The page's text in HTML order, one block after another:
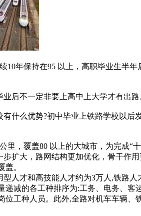
年保持在95 以上，高职毕业生半年
后不一定非要上高中上大学才有出路
什么优势?初中毕业上铁路学校以后
，覆盖80 以上的大城市，为完成“
扩大，路网结构更加优化，骨干作
。
人才和高技能人才约为3万人,铁路
减的各工种排序为:工务、电务、客
工种人员。此外,全路对机车车辆、